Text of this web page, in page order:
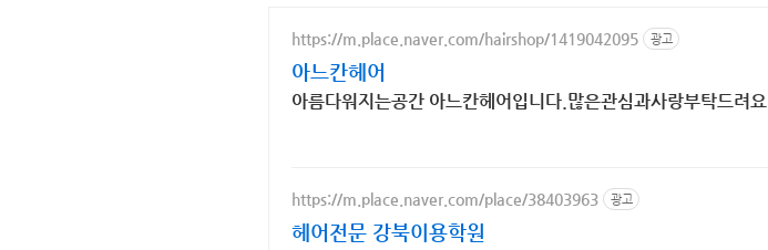
https://m.place.naver.com/hairshop/1419042095 광고
아느칸헤어
아름다워지는공간 아느칸헤어입니다.많은관심과사랑부탁드려요.
https://m.place.naver.com/place/38403963 광고
헤어전문 강북이용학원